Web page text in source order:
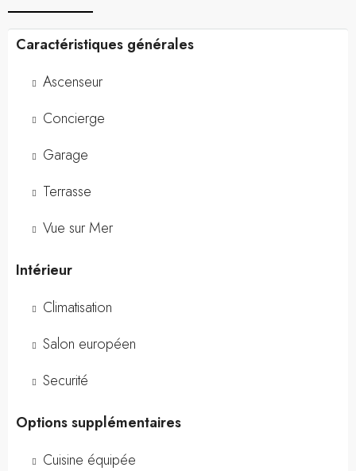
Caractéristiques générales
Ascenseur
Concierge
Garage
Terrasse
Vue sur Mer
Intérieur
Climatisation
Salon européen
Securité
Options supplémentaires
Cuisine équipée